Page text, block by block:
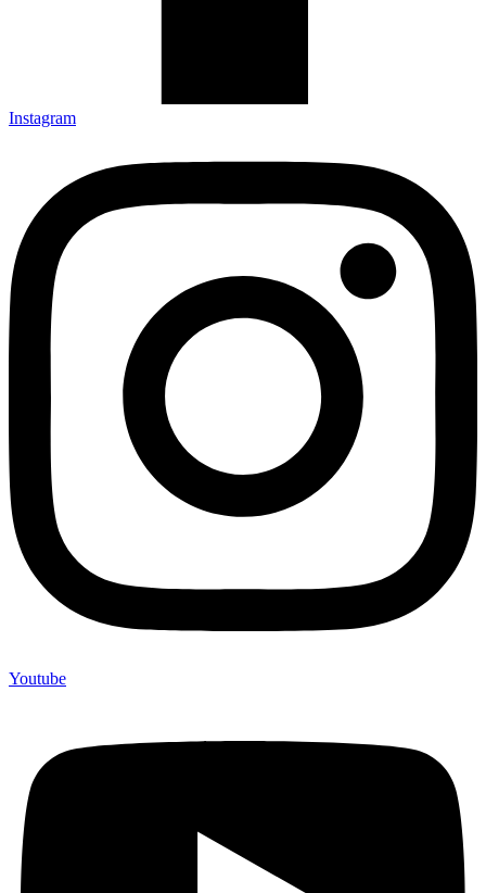
Instagram
Youtube